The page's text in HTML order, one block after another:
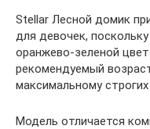
Stellar Лесной домик
для девочек,
оранжево-зеленой
рекомендуемый
максимальному
Модель отличается